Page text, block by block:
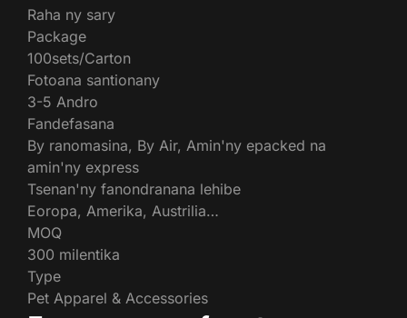
Raha ny sary
Package
100sets/Carton
Fotoana santionany
3-5 Andro
Fandefasana
By ranomasina, By Air, Amin'ny epacked na
amin'ny express
Tsenan'ny fanondranana lehibe
Eoropa, Amerika, Austrilia…
MOQ
300 milentika
Type
Pet Apparel & Accessories